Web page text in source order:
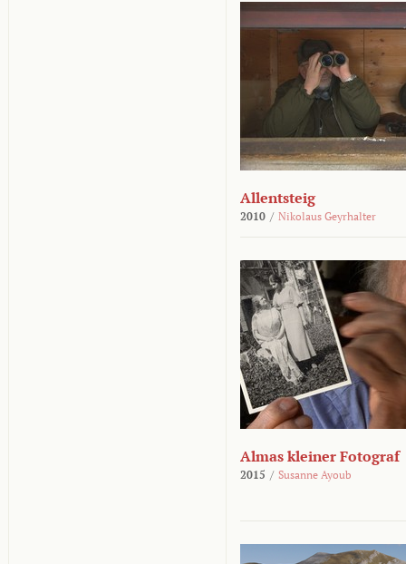
Allentsteig
2010 / Nikolaus Geyrhalter
Almas kleiner Fotograf
2015 / Susanne Ayoub